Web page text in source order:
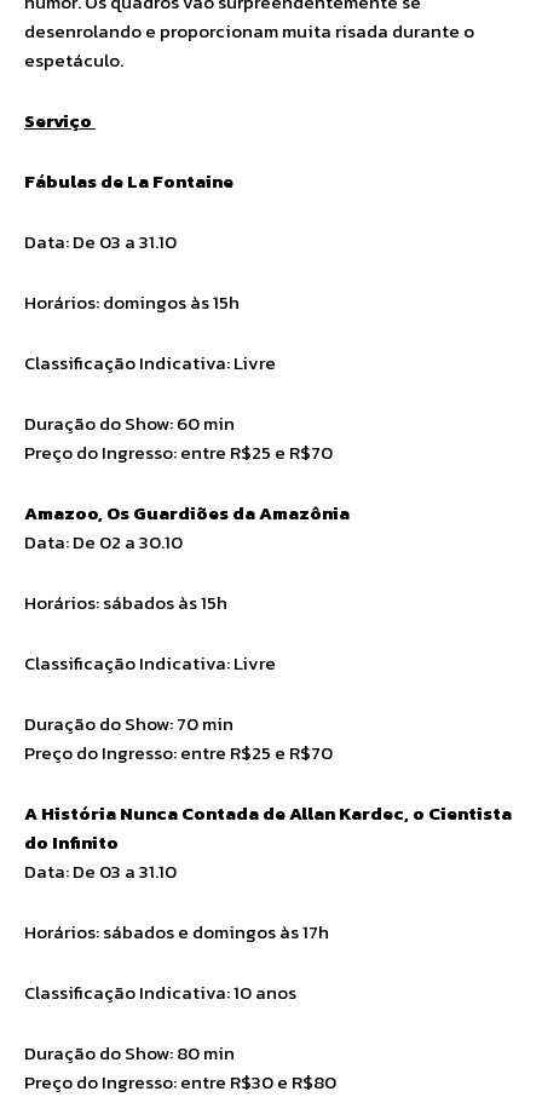
desenrolando e proporcionam muita risada durante o
espetáculo.
Serviço
Fábulas de La Fontaine
Data: De 03 a 31.10
Horários: domingos às 15h
Classificação Indicativa: Livre
Duração do Show: 60 min
Preço do Ingresso: entre R$25 e R$70
Amazoo, Os Guardiões da Amazônia
Data: De 02 a 30.10
Horários: sábados às 15h
Classificação Indicativa: Livre
Duração do Show: 70 min
Preço do Ingresso: entre R$25 e R$70
A História Nunca Contada de Allan Kardec, o Cientista
do Infinito
Data: De 03 a 31.10
Horários: sábados e domingos às 17h
Classificação Indicativa: 10 anos
Duração do Show: 80 min
Preço do Ingresso: entre R$30 e R$80